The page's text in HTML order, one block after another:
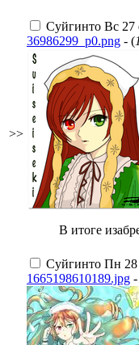
>>
Суйгинто Вс 27
36986299_p0.png - (
В итоге
Суйгинто Пн 28
1665198610189.jpg